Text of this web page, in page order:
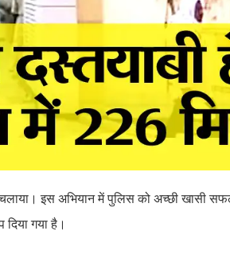
इस अभियान में पुलिस को अच्छी खासी
गया है।